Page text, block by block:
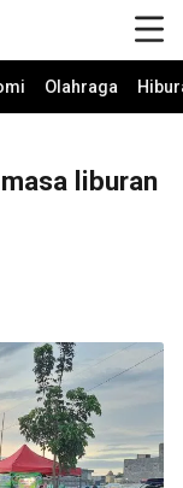
Olahraga
liburan